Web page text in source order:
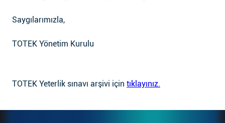
Saygılarımızla,
TOTEK Yönetim Kurulu
TOTEK Yeterlik sınavı arşivi için tıklayınız.